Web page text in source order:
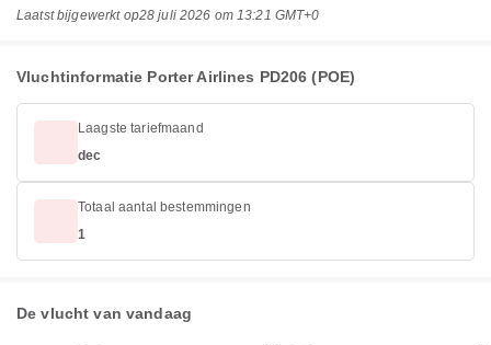
Laatst bijgewerkt op28 juli 2026 om 13:21 GMT+0
Vluchtinformatie Porter Airlines PD206 (POE)
Laagste tariefmaand
dec
Totaal aantal bestemmingen
1
De vlucht van vandaag